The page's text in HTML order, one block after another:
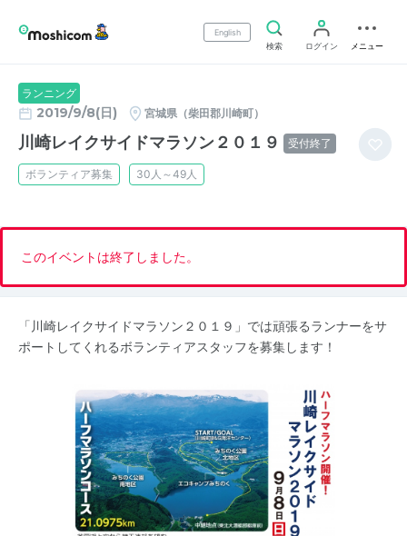
English
検索
ログイン メニュー
ランニング
2019/9/8(日) 宮城県（柴田郡川崎町）
川崎レイクサイドマラソン２０１９ 受付終了
ボランティア募集 30人～49人
このイベントは終了しました。
「川崎レイクサイドマラソン２０１９」では頑張るランナーをサ
ポートしてくれるボランティアスタッフを募集します！